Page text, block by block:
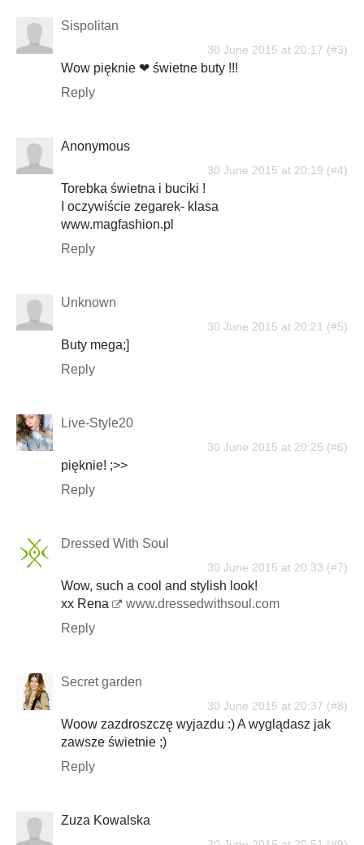
Sispolitan
30 June 2015 at 20:17
Wow pięknie ❤ świetne buty !!!
Reply
Anonymous
30 June 2015 at 20:19
Torebka świetna i buciki !
I oczywiście zegarek- klasa
www.magfashion.pl
Reply
Unknown
30 June 2015 at 20:21
Buty mega;]
Reply
Live-Style20
30 June 2015 at 20:25
pięknie! ;>>
Reply
Dressed With Soul
30 June 2015 at 20:33
Wow, such a cool and stylish look!
xx Rena
www.dressedwithsoul.com
Reply
Secret garden
30 June 2015 at 20:37
Woow zazdroszczę wyjazdu :) A wyglądasz jak
zawsze świetnie ;)
Reply
Zuza Kowalska